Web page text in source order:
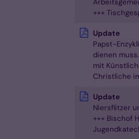
+++
Update
Papst-
dienen
mit
Christliche
Update
Niersflitzer
+++ Bischof